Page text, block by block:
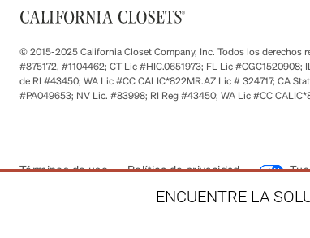
ENCUENTRE LA
© 2015-2025 California Closet Company, Inc. Todos los derechos
#875172, #1104462; CT Lic #HIC.0651973; FL Lic
de RI #43450; WA Lic #CC CALIC*822MR.AZ Lic # 324717; CA
#PA049653; NV Lic. #83998; RI Reg #43450; WA Lic #CC
Términos de uso Política de privacidad